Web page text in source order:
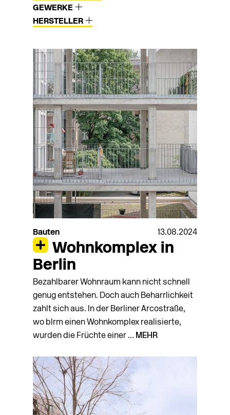
GEWERKE
HERSTELLER
Bauten 13.08.2024
Wohnkomplex in
Berlin
Bezahlbarer Wohnraum kann nicht schnell
genug entstehen. Doch auch Beharrlichkeit
zahlt sich aus. In der Berliner Arcostraße,
wo blrm einen Wohnkomplex realisierte,
wurden die Früchte einer ... MEHR